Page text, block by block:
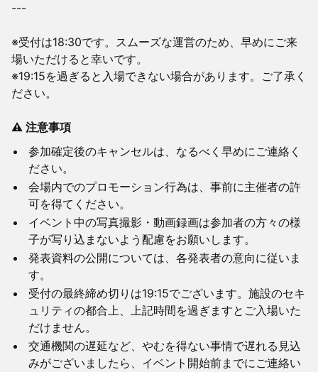
---
※受付は18:30です。スムーズな運営のため、早めにご来
場いただけると幸いです。
※19:15を過ぎると入場できない場合があります。ご了承く
ださい。
⚠️ 注意事項
参加確定後のキャンセルは、なるべく早めにご連絡く
ださい。
会場内でのプロモーション行為は、事前に主催者の許
可を得てください。
イベント中の写真撮影・動画録画は参加者の方々の様
子が写り込まないよう配慮をお願いします。
発表資料の公開については、各発表者の意向に従いま
す。
受付の最終締め切りは19:15でございます。施設のセキ
ュリティの都合上、上記時間を過ぎますとご入場いた
だけません。
交通機関の遅延など、やむを得ない事情で遅れる見込
みがございましたら、イベント開始前までにご連絡い